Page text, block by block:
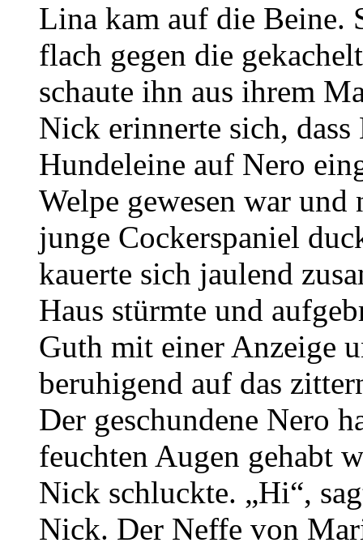
Lina kam auf die Beine.
flach gegen die
schaute ihn aus ihrem
Nick erinnerte sich,
Hundeleine auf Nero
Welpe gewesen war
junge Cockerspaniel
kauerte sich jaulend
Haus stürmte und
Guth mit einer Anzeige
beruhigend auf das
Der geschundene Nero
feuchten Augen gehabt
Nick schluckte. „Hi“,
Nick. Der Neffe von